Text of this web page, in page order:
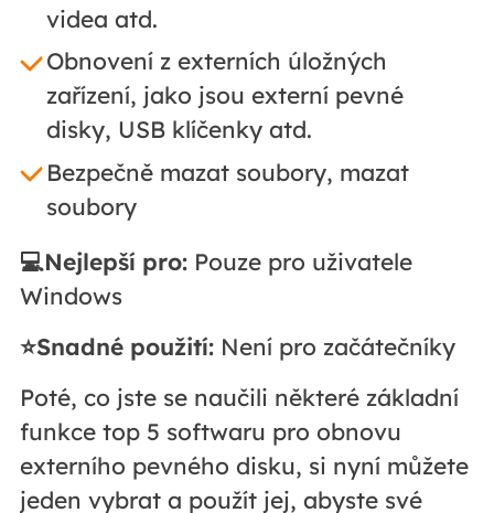
videa atd.
Obnovení z externích úložných
zařízení, jako jsou externí pevné
disky, USB klíčenky atd.
Bezpečně mazat soubory, mazat
soubory
💻Nejlepší pro:Pouze pro uživatele
Windows
⭐Snadné použití:Není pro začátečníky
Poté, co jste se naučili některé základní
funkce top 5 softwaru pro obnovu
externího pevného disku, si nyní můžete
jeden vybrat a použít jej, abyste své